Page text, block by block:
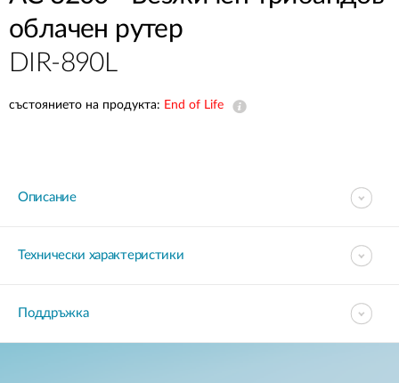
облачен рутер
DIR-890L
състоянието на продукта: End of Life
Описание
Технически характеристики
Поддръжка